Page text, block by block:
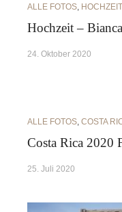
ALLE FOTOS,
Hochzeit –
24. Oktober 2020
ALLE FOTOS, COSTA
Costa Rica 2020
25. Juli 2020